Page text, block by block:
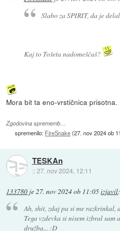
Slabo za SPIRIT, da je
Kaj to Tošeta nadomeščaš?
Mora bit ta eno-vrstičnica prisotna.
Zgodovina sprememb…
spremenilo: FireSnake(27. nov 2024 ob
TESKAn
::27. nov 2024, 12:11
133780 je27. nov 2024 ob 11:05izjavil:
Ah, shit, zdaj pa si me razkrinkal,
Tega vzdevka si nisem izbral
družba... :D